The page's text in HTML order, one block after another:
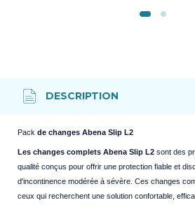
Pack de changes Abena Slip L2
Les changes complets Abena Slip L2 sont des
qualité conçus pour offrir une protection fiable et
d'incontinence modérée à sévère. Ces changes
ceux qui recherchent une solution confortable,